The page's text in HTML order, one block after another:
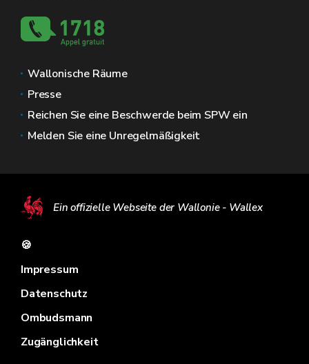
Wallonische Räume
Presse
Reichen Sie eine Beschwerde beim SPW ein
Melden Sie eine Unregelmäßigkeit
Ein offizielle Webseite der Wallonie - Wallex
🍪
Impressum
Datenschutz
Ombudsmann
Zugänglichkeit